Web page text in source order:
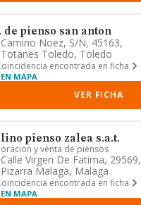
de pienso san anton
Camino Noez, S/n, 45163,
Totanes Toledo, Toledo
encontrada en ficha
EN MAPA
VER FICHA
pienso zalea s.a.t.
y venta de piensos
Calle Virgen De Fatima, 29569,
Pizarra Malaga, Malaga
encontrada en ficha
EN MAPA